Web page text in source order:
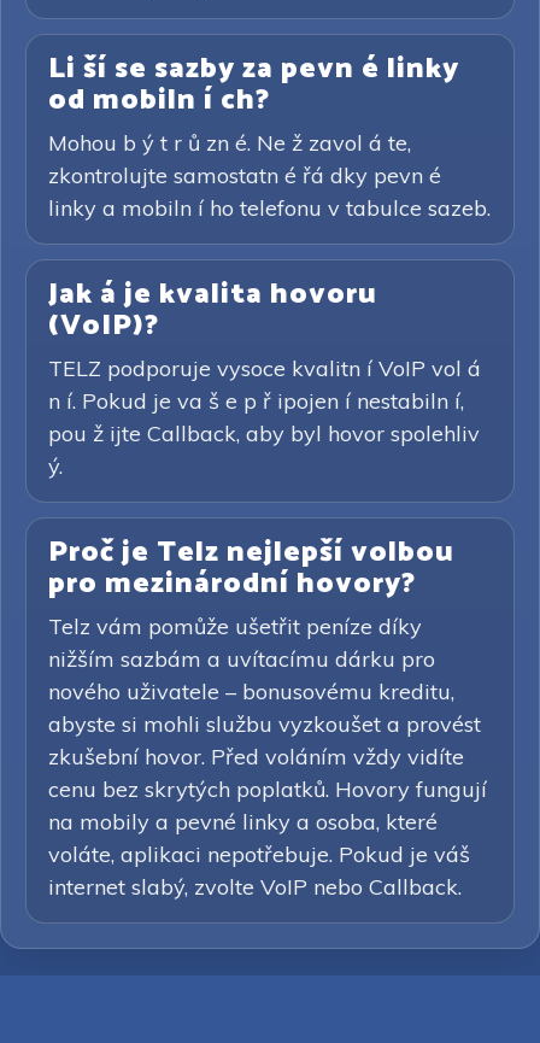
Li ší se sazby za pevn é linky
od mobiln í ch?
Mohou b ý t r ů zn é. Ne ž zavol á te,
zkontrolujte samostatn é řá dky pevn é
linky a mobiln í ho telefonu v tabulce sazeb.
Jak á je kvalita hovoru
(VoIP)?
TELZ podporuje vysoce kvalitn í VoIP vol á
n í. Pokud je va š e p ř ipojen í nestabiln í,
pou ž ijte Callback, aby byl hovor spolehliv
ý.
Proč je Telz nejlepší volbou
pro mezinárodní hovory?
Telz vám pomůže ušetřit peníze díky
nižším sazbám a uvítacímu dárku pro
nového uživatele – bonusovému kreditu,
abyste si mohli službu vyzkoušet a provést
zkušební hovor. Před voláním vždy vidíte
cenu bez skrytých poplatků. Hovory fungují
na mobily a pevné linky a osoba, které
voláte, aplikaci nepotřebuje. Pokud je váš
internet slabý, zvolte VoIP nebo Callback.